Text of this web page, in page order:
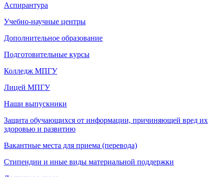
Аспирантура
Учебно-научные центры
Дополнительное образование
Подготовительные курсы
Колледж МПГУ
Лицей МПГУ
Наши выпускники
Защита обучающихся от информации, причиняющей вред их
здоровью и развитию
Вакантные места для приема (перевода)
Стипендии и иные виды материальной поддержки